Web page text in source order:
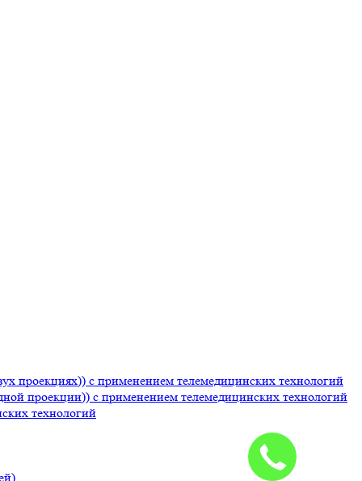
проекциях)) с применением телемедицинских технологий
проекции)) с применением телемедицинских технологий
технологий